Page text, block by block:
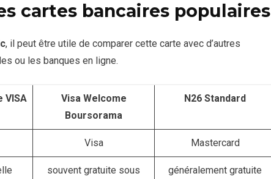
cartes bancaires populaires
, il peut être utile de comparer cette carte avec d’autres
ou les banques en ligne.
VISA
Visa Welcome
Boursorama
N26 Standard
Visa Mastercard
souvent gratuite sous
généralement gratuite